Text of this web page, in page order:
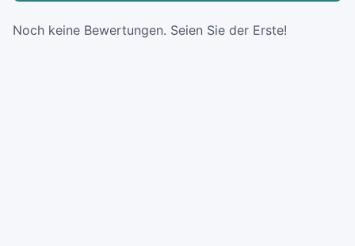
Noch keine Bewertungen. Seien Sie der Erste!